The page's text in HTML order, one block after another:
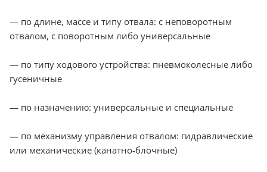
— по длине, массе и типу отвала: с неповоротным
отвалом, с поворотным либо универсальные
— по типу ходового устройства: пневмоколесные либо
гусеничные
— по назначению: универсальные и специальные
— по механизму управления отвалом: гидравлические
или механические (канатно-блочные)